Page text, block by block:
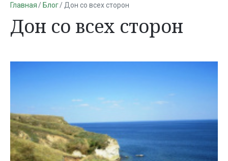
Главная Блог Дон со всех сторон
Дон со всех сторон